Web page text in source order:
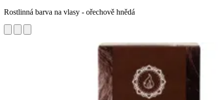
Rostlinná barva na vlasy - ořechově hnědá